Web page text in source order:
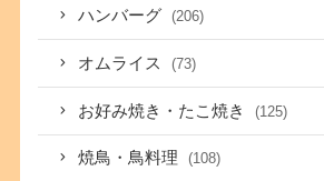
ハンバーグ (206)
オムライス (73)
お好み焼き・たこ焼き (125)
焼鳥・鳥料理 (108)